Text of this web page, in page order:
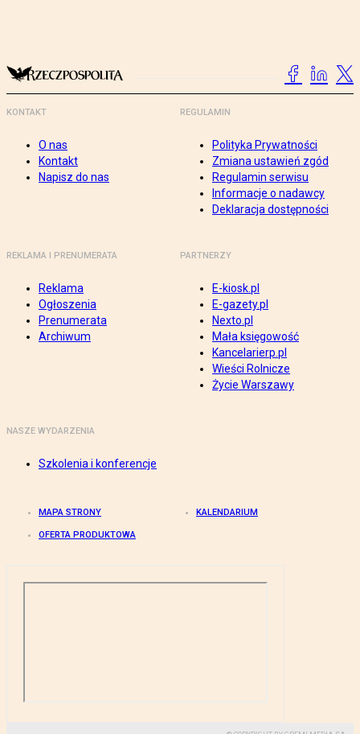
KONTAKT
O nas
Kontakt
Napisz do nas
REGULAMIN
Polityka Prywatności
Zmiana ustawień zgód
Regulamin serwisu
Informacje o nadawcy
Deklaracja dostępności
REKLAMA I PRENUMERATA
Reklama
Ogłoszenia
Prenumerata
Archiwum
PARTNERZY
E-kiosk.pl
E-gazety.pl
Nexto.pl
Mała księgowość
Kancelarierp.pl
Wieści Rolnicze
Życie Warszawy
NASZE WYDARZENIA
Szkolenia i konferencje
MAPA STRONY KALENDARIUM
OFERTA PRODUKTOWA